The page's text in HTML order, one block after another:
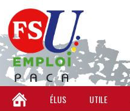
ÉLUS UTILE